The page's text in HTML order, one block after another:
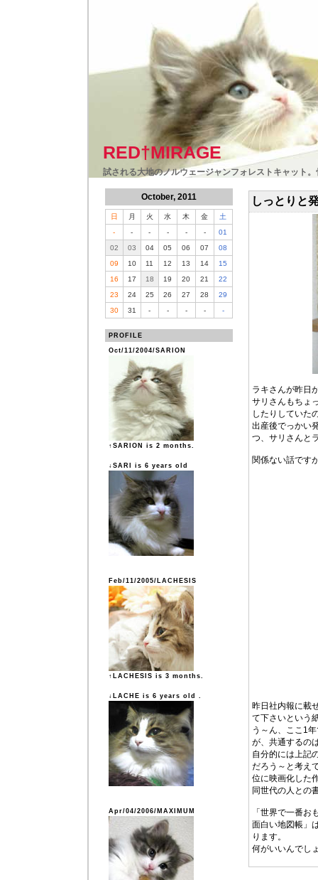
RED†MIRAGE
試される大地のノルウェージャンフォレストキャット
October, 2011
日 月 火 水 木 金
土
-
- - - - -
01
02
03 04 05 06 07
08
09
10 11 12 13 14
15
16
17 18 19 20 21
22
23
24 25 26 27 28
29
30
31 - - - - -
PROFILE
Oct/11/2004/SARION
↑SARION is 2 months.
↓SARI is 6 years old
Feb/11/2005/LACHESIS
↑LACHESIS is 3 months.
↓LACHE is 6 years old .
Apr/04/2006/MAXIMUM
しっとりと
ラキさんが昨日
サリさんもちょ
したりしていた
出産後でっかい
つ、サリさんと
関係ない話です
昨日社内報に載
て下さいという
う～ん、ここ1
が、共通するの
自分的には上記
だろう～と考え
位に映画化した
同世代の人との
「世界で一番
面白い地図帳」
ります。
何がいいんでし